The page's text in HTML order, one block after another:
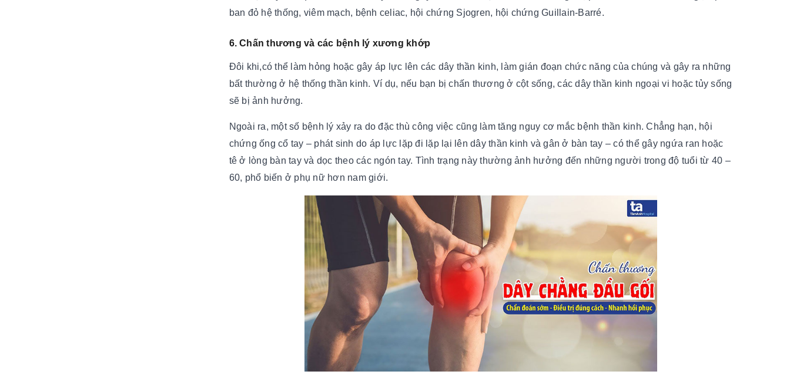
ban đỏ hệ thống, viêm mạch, bệnh celiac, hội chứng Sjogren, hội chứng Guillain-Barré.
6. Chấn thương và các bệnh lý xương khớp
Đôi khi,có thể làm hỏng hoặc gây áp lực lên các dây thần kinh, làm gián đoạn chức năng của chúng và gây ra những
bất thường ở hệ thống thần kinh. Ví dụ, nếu bạn bị chấn thương ở cột sống, các dây thần kinh ngoại vi hoặc tủy sống
sẽ bị ảnh hưởng.
Ngoài ra, một số bệnh lý xảy ra do đặc thù công việc cũng làm tăng nguy cơ mắc bệnh thần kinh. Chẳng hạn, hội
chứng ống cổ tay – phát sinh do áp lực lặp đi lặp lại lên dây thần kinh và gân ở bàn tay – có thể gây ngứa ran hoặc
tê ở lòng bàn tay và dọc theo các ngón tay. Tình trạng này thường ảnh hưởng đến những người trong độ tuổi từ 40 –
60, phổ biến ở phụ nữ hơn nam giới.